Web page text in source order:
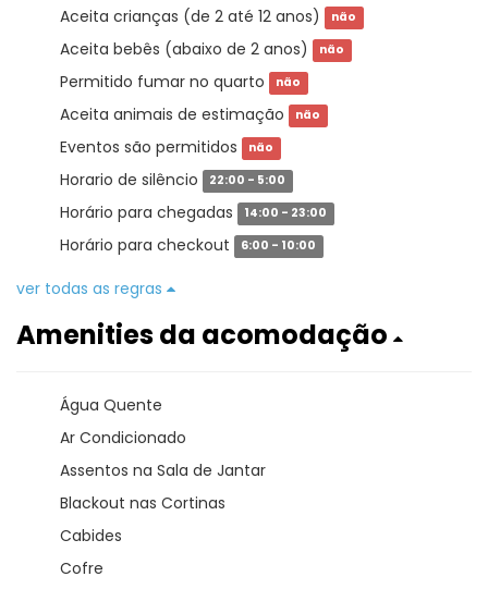
Aceita crianças (de 2 até 12 anos) não
Aceita bebês (abaixo de 2 anos) não
Permitido fumar no quarto não
Aceita animais de estimação não
Eventos são permitidos não
Horario de silêncio 22:00 - 5:00
Horário para chegadas 14:00 - 23:00
Horário para checkout 6:00 - 10:00
ver todas as regras
Amenities da acomodação
Água Quente
Ar Condicionado
Assentos na Sala de Jantar
Blackout nas Cortinas
Cabides
Cofre